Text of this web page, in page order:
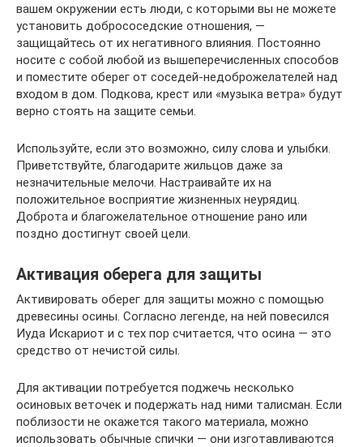
вашем окружении есть люди, с которыми вы не можете
установить добрососедские отношения, —
защищайтесь от их негативного влияния. Постоянно
носите с собой любой из вышеперечисленных способов
и поместите оберег от соседей-недоброжелателей над
входом в дом. Подкова, крест или «музыка ветра» будут
верно стоять на защите семьи.
Используйте, если это возможно, силу слова и улыбки.
Приветствуйте, благодарите жильцов даже за
незначительные мелочи. Настраивайте их на
положительное восприятие жизненных неурядиц.
Доброта и благожелательное отношение рано или
поздно достигнут своей цели.
Активация оберега для защиты
Активировать оберег для защиты можно с помощью
древесины осины. Согласно легенде, на ней повесился
Иуда Искариот и с тех пор считается, что осина — это
средство от нечистой силы.
Для активации потребуется поджечь несколько
осиновых веточек и подержать над ними талисман. Если
поблизости не окажется такого материала, можно
использовать обычные спички — они изготавливаются